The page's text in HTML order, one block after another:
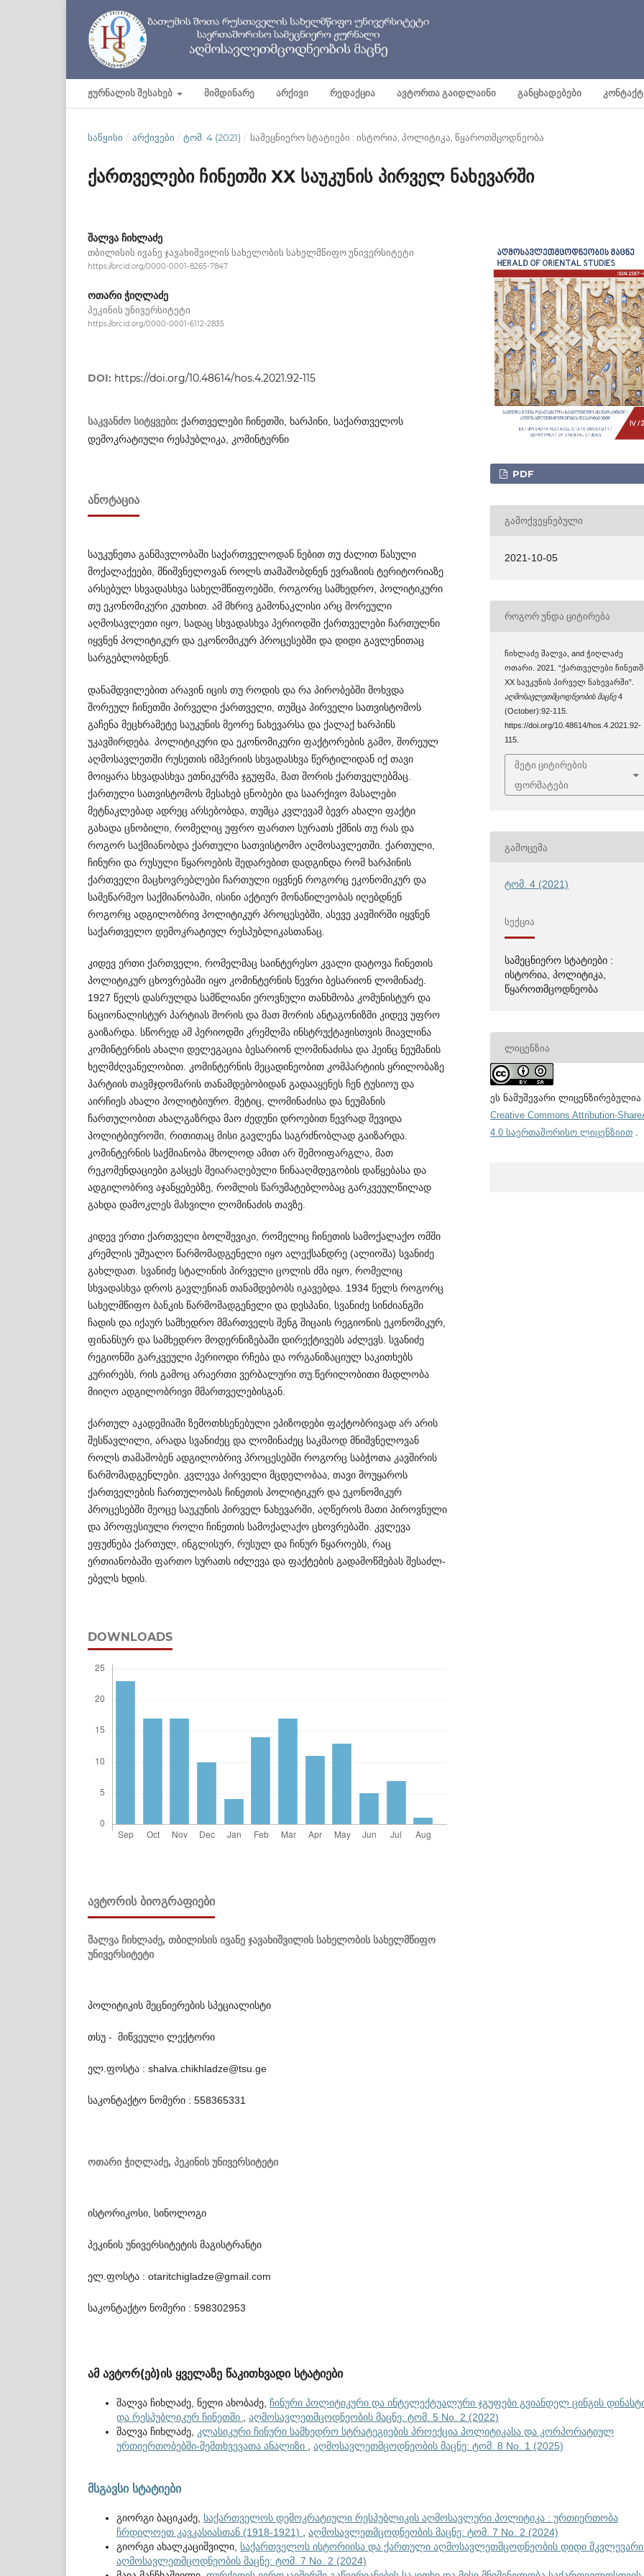
ᲟᲣᲠᲜᲐᲚᲘᲡ ᲨᲔᲡᲐᲮᲔᲑ ᲛᲘᲛᲓᲘᲜᲐᲠᲔ ᲐᲠᲥᲘᲕᲘ ᲠᲔᲓᲐᲥᲪᲘᲐ ᲐᲕᲢᲝᲠᲗᲐ ᲒᲐᲘᲓᲚᲐᲘᲜᲘ ᲒᲐᲜᲪᲮᲐᲓᲔᲑᲔᲑᲘ
ᲡᲐᲬᲧᲘᲡᲘ / ᲐᲠᲥᲘᲕᲔᲑᲘ / ᲢᲝᲛ. 4 (2021) / სამეცნიერო სტატიები : ისტორია, პოლიტიკა, წყაროთმცოდნეობა
ქართველები ჩინეთში XX საუკუნის პირველ ნახევარში
შალვა ჩიხლაძე
თბილისის ივანე ჯავახიშვილის სახელობის სახელმწიფო უნივერსიტეტი
https://orcid.org/0000-0001-8265-7847
ოთარი ჭიღლაძე
პეკინის უნივერსიტეტი
https://orcid.org/0000-0001-6112-2835
DOI: https://doi.org/10.48614/hos.4.2021.92-115
საკვანძო სიტყვები: ქართველები ჩინეთში, ხარპინი, საქართველოს
დემოკრატიული რესპუბლიკა, კომინტერნი
ᲐᲜᲝᲢᲐᲪᲘᲐ
საუკუნეთა განმავლობაში საქართველოდან ნებით თუ ძალით წასული
მოქალაქეები, მნიშვნელოვან როლს თამაშობდნენ ევრაზ­იის ტერიტორიაზე
არსებულ სხვადასხვა სახელმწიფოებში, როგ­ო­რც სამხედრო, პოლიტიკური
თუ ეკონომიკური კუთხით. ამ მხ­რივ გამონაკლისი არც შორეული
აღმოსავლეთი იყო, სადაც სხვა­დასხვა პერიოდში ქართველები ჩართულნი
იყვნენ პოლიტიკურ და ეკონომიკურ პროცესებში და დიდი გავლენითაც
სარგებ­ლო­ბდნენ.
დანამდვილებით არავინ იცის თუ როდის და რა პირობებში მოხვდა
შორეულ ჩინეთში პირველი ქართველი, თუმცა პირველი სათვისტომოს
გაჩენა მეცხრამეტე საუკუნის მეორე ნახევარსა და ქალაქ ხარპინს
უკავშირდება. პოლიტიკური და ეკონომიკური ფაქტორების გამო, შორეულ
აღმოსავლეთში რუსეთის იმპერიის სხვადასხვა წერტილიდან იქ თავი
მოიყარა სხვადასხვა ეთნი­კურმა ჯგუფმა, მათ შორის ქართველებმაც.
ქართული სათვი­სტომოს შესახებ ცნობები და საარქივო მასალები
მეტნაკლებად ადრეც არსებობდა, თუმცა კვლევამ ბევრ ახალი ფაქტი
გახადა ცნობილი, რომელიც უფრო ფართო სურათს ქმნის თუ რას და
როგორ საქმიანობდა ქართული სათვისტომო აღმოსავლეთში. ქართული,
ჩინური და რუსული წყაროების შედარებით დად­გინდა რომ ხარპინის
ქართველი მაცხოვრებლები ჩართული იყვნენ როგორც ეკონომიკურ და
სამეწარმეო საქმიანობაში, ისინი აქტიურ მონაწილეობას იღებდნენ
როგორც ადგილობრივ პოლი­ტიკურ პროცესებში, ასევე კავშირში იყვნენ
საქართველო დემო­კრატიულ რესპუბლიკასთანაც.
კიდევ ერთი ქართველი, რომელმაც საინტერესო კვალი დატ­ოვა ჩინეთის
პოლიტიკურ ცხოვრებაში იყო კომინტერნის წევრი ბესარიონ ლომინაძე.
1927 წელს დასრულდა სამწლიანი ეროვ­ნ­ული თანხმობა კომუნისტურ და
ნაციონალისტურ პარტიას შორის და მათ შორის ანტაგონიზმი კიდევ უფრო
გაიზარდა. სწო­რედ ამ პერიოდში კრემლმა ინსტრუქტაჟისთვის მიავლინა
კომი­ნტერნის ახალი დელეგაცია ბესარიონ ლომინაძისა და ჰეინც ნეუმანის
ხელმძღვანელობით. კომინტერნის მეცადინეობით კომ­პარტიის ყრილობაზე
პარტიის თავმჯდომარის თანამდებ­ობიდან გადააყენეს ჩენ ტუსიოუ და
აირჩიეს ახალი პოლიტბიურო. მეტიც, ლომინაძისა და ნეუმანის
ჩართულობით ახალგაზრდა მაო ძედუნი დროებით წევრად შევიდა
პოლიტბიუროში, რითითაც მისი გავლენა საგრძნობლად გაიზარდა.
კომინტერნის საქმიანობა მხოლოდ ამით არ შემოიფარგლა, მათ
რეკომენდაციები გასცეს შეიარაღებული წინააღმდეგობის დაწყებასა და
ადგილობრივ აჯანყებებზე, რომლის წარუმატებლობაც გარკვეულწილად
გახდა დამოკლეს მახვილი ლომინაძის თავზე.
კიდევ ერთი ქართველი ბოლშევიკი, რომელიც ჩინეთის სამო­ქალაქო ომში
კრემლის უშუალო წარმომადგენელი იყო ალექსა­ნდრე (ალიოშა) სვანიძე
გახლდათ. სვანიძე სტალინის პირველი ცოლის ძმა იყო, რომელიც
სხვადასხვა დროს გავლენიან თანამ­დებობს იკავებდა. 1934 წელს როგორც
სახელმწიფო ბანკის წარმ­ომადგენელი და დესპანი, სვანიძე სინძიანგში
ჩადის და იქაურ სამხედრო მმართველს შენგ შიცაის რეგიონის ეკონომიკურ,
ფინ­ანსურ და სამხედრო მოდერნიზებაში დირექტივებს აძლევს. სვან­იძე
რეგიონში გარკვეული პერიოდი რჩება და ორგანიზაციულ საკითხებს
კურირებს, რის გამოც არაერთი ვერბალური თუ წერი­ლ­ობითი მადლობა
მიიღო ადგილობრივი მმართველებისგან.
ქართულ აკადემიაში ზემოთხსენებული ეპიზოდები ფაქტობ­რივად არ არის
შესწავლილი, არადა სვანიძეც და ლომინაძეც საკმ­აოდ მნიშვნელოვან
როლს თამაშობენ ადგილობრივ პროც­ესებში როგორც საბჭოთა კავშირის
წარმომადგენლები. კვლევა პირველი მცდელობაა, თავი მოუყაროს
ქართველების ჩართულობას ჩინ­ეთის პოლიტიკურ და ეკონომიკურ
პროცესებში მეოცე საუკუნის პირველ ნახევარში, აღწეროს მათი პიროვნული
და პროფესიული როლი ჩინეთის სამოქალაქო ცხოვრებაში. კვლევა
ეფუძნება ქართ­ულ, ინგლისურ, რუსულ და ჩინურ წყაროებს, რაც
ერთიანობაში ფართო სურათს იძლევა და ფაქტების გადამოწმებას შესაძლ­
ებ­ელს ხდის.
DOWNLOADS
ᲐᲕᲢᲝᲠᲘᲡ ᲑᲘᲝᲒᲠᲐᲤᲘᲔᲑᲘ
შალვა ჩიხლაძე, თბილისის ივანე ჯავახიშვილის სახელობის სახელმწიფო
უნივერსიტეტი
პოლიტიკის მეცნიერების სპეციალისტი
თსუ - მიწვეული ლექტორი
ელ.ფოსტა : shalva.chikhladze@tsu.ge
საკონტაქტო ნომერი : 558365331
ოთარი ჭიღლაძე, პეკინის უნივერსიტეტი
ისტორიკოსი, სინოლოგი
პეკინის უნივერსიტეტის მაგისტრანტი
ელ.ფოსტა : otaritchigladze@gmail.com
საკონტაქტო ნომერი : 598302953
PDF
ᲒᲐᲛᲝᲥᲕᲔᲧᲜᲔᲑᲣᲚᲘ
2021-10-05
ᲠᲝᲒᲝᲠ ᲣᲜᲓᲐ ᲪᲘᲢᲘᲠᲔᲑᲐ
ჩიხლაძე შალვა, and ჭიღლაძე
ოთარი. 2021. “ქართველები
XX საუკუნის პირველ ნახევარში”.
აღმოსავლეთმცოდნეობის მაცნე4
(October):92-115.
https://doi.org/10.48614/hos.4.2021.92-
115.
მეტი ციტირების
ფორმატები
ᲒᲐᲛᲝᲪᲔᲛᲐ
ტომ. 4 (2021)
ᲡᲔᲥᲪᲘᲐ
სამეცნიერო სტატიები :
ისტორია, პოლიტიკა,
წყაროთმცოდნეობა
ᲚᲘᲪᲔᲜᲖᲘᲐ
ეს ნამუშევარი ლიცენზირებულია
Creative Commons Attribution-
4.0 საერთაშორისო ლიცენზიით .
ამ ავტორ(ებ)ის ყველაზე წაკითხვადი სტატიები
შალვა ჩიხლაძე, ნელი ახობაძე, ჩინური პოლიტიკური და ინტელექტუალური ჯგუფები გვიანდელ ცინგის
და რესპუბლიკურ ჩინეთში
აღმოსავლეთმცოდნეობის მაცნე: ტომ. 5 No. 2 (2022)
შალვა ჩიხლაძე,
კლასიკური ჩინური სამხედრო სტრატეგიების პროექცია პოლიტიკასა და კორპორატიულ
ურთიერთობებში-შემთხვევათა ანალიზი
აღმოსავლეთმცოდნეობის მაცნე: ტომ. 8 No. 1 (2025)
მსგავსი სტატიები
გიორგი ბაციკაძე, საქართველოს დემოკრატიული რესპუბლიკის აღმოსავლური პოლიტიკა : ურთიერთობა
ჩრდილოეთ კავკასიასთან (1918-1921)
აღმოსავლეთმცოდნეობის მაცნე: ტომ. 7 No. 2 (2024)
გიორგი ახალკაციშვილი, საქართველოს ისტორიისა და ქართული აღმოსავლეთმცოდნეობის დიდი
აღმოსავლეთმცოდნეობის მაცნე: ტომ. 7 No. 2 (2024)